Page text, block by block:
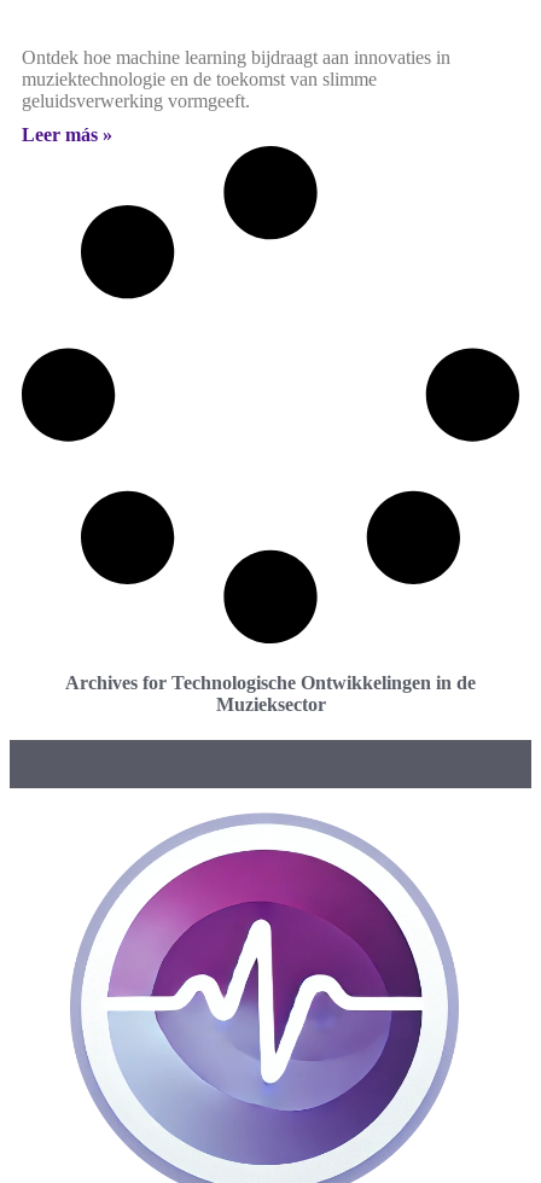
Ontdek hoe machine learning bijdraagt aan innovaties in
muziektechnologie en de toekomst van slimme
geluidsverwerking vormgeeft.
Leer más »
Archives for Technologische Ontwikkelingen in de
Muzieksector